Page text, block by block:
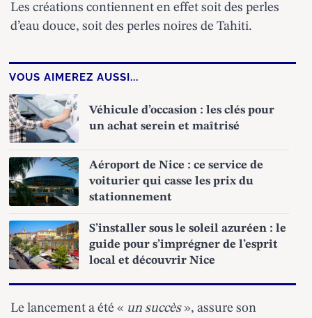
Les créations contiennent en effet soit des perles
d’eau douce, soit des perles noires de Tahiti.
VOUS AIMEREZ AUSSI...
Véhicule d’occasion : les clés pour
un achat serein et maîtrisé
Aéroport de Nice : ce service de
voiturier qui casse les prix du
stationnement
S’installer sous le soleil azuréen : le
guide pour s’imprégner de l’esprit
local et découvrir Nice
Le lancement a été « un succès», assure son